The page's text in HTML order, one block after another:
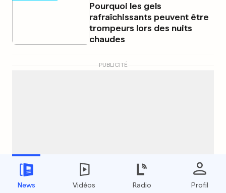
Pourquoi les gels
rafraîchissants peuvent être
trompeurs lors des nuits
chaudes
PUBLICITÉ
News Vidéos Radio Profil